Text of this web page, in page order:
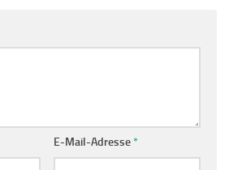
E-Mail-Adresse*